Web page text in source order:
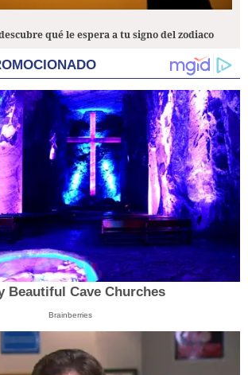
qué le espera a tu signo del zodiaco
Beautiful Cave Churches
Brainberries